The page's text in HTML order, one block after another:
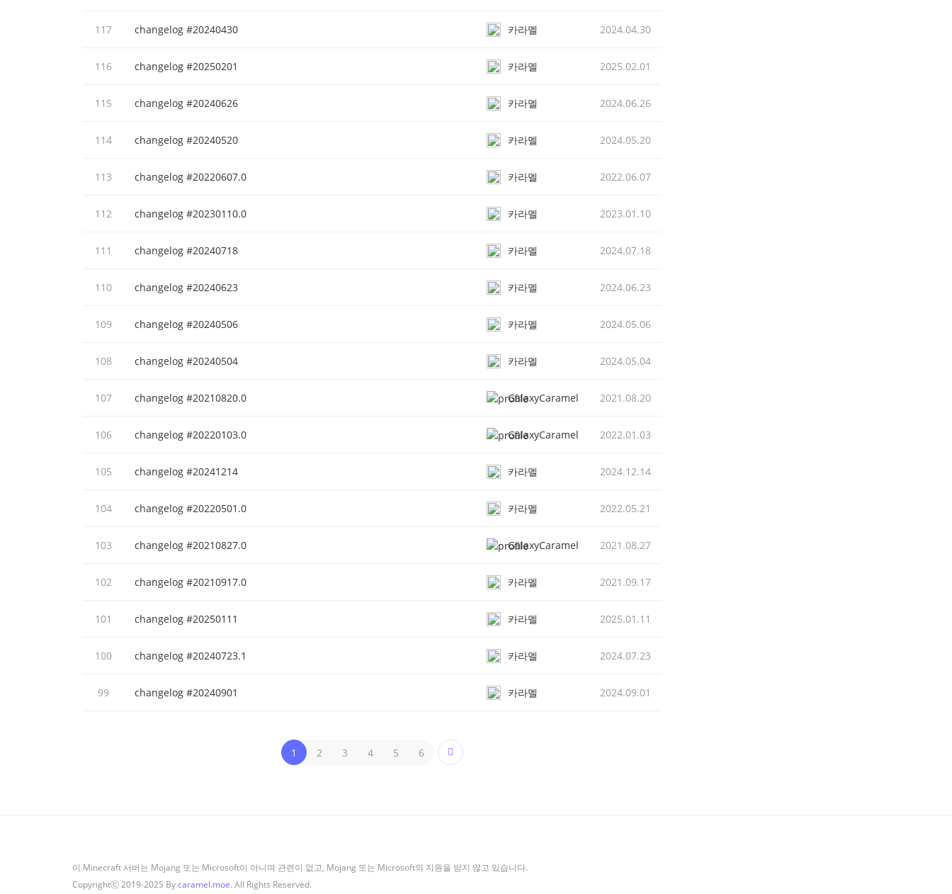
117 changelog #20240430 카라멜 2024.04.30
116 changelog #20250201 카라멜 2025.02.01
115 changelog #20240626 카라멜 2024.06.26
114 changelog #20240520 카라멜 2024.05.20
113 changelog #20220607.0 카라멜 2022.06.07
112 changelog #20230110.0 카라멜 2023.01.10
111 changelog #20240718 카라멜 2024.07.18
110 changelog #20240623 카라멜 2024.06.23
109 changelog #20240506 카라멜 2024.05.06
108 changelog #20240504 카라멜 2024.05.04
107 changelog #20210820.0 GalaxyCaramel 2021.08.20
106 changelog #20220103.0 GalaxyCaramel 2022.01.03
105 changelog #20241214 카라멜 2024.12.14
104 changelog #20220501.0 카라멜 2022.05.21
103 changelog #20210827.0 GalaxyCaramel 2021.08.27
102 changelog #20210917.0 카라멜 2021.09.17
101 changelog #20250111 카라멜 2025.01.11
100 changelog #20240723.1 카라멜 2024.07.23
99 changelog #20240901 카라멜 2024.09.01
1 2 3 4 5 6
이 Minecraft 서버는 Mojang 또는 Microsoft이 아니며 관련이 없고, Mojang 또는 Microsoft의 지원을 받지 않고 있습니다.
Copyrightⓒ 2019-2025 Bycaramel.moe. All Rights Reserved.